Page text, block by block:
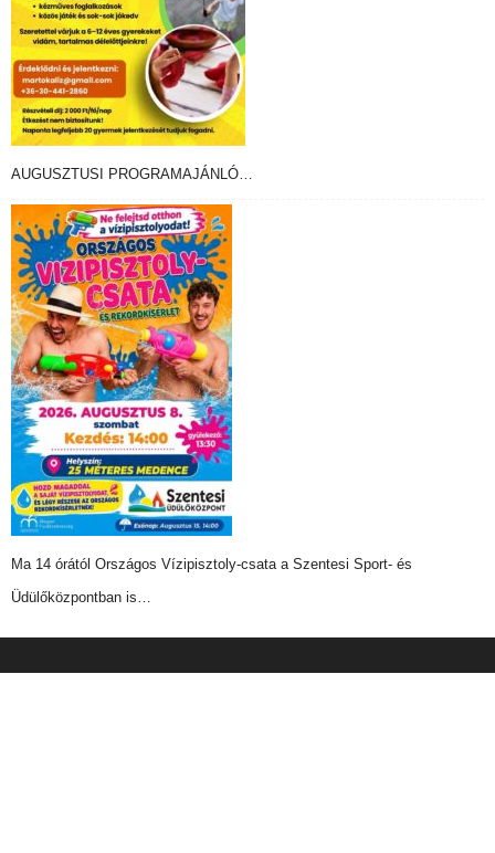
AUGUSZTUSI PROGRAMAJÁNLÓ…
Ma 14 órától Országos Vízipisztoly-csata a Szentesi Sport- és
Üdülőközpontban is…